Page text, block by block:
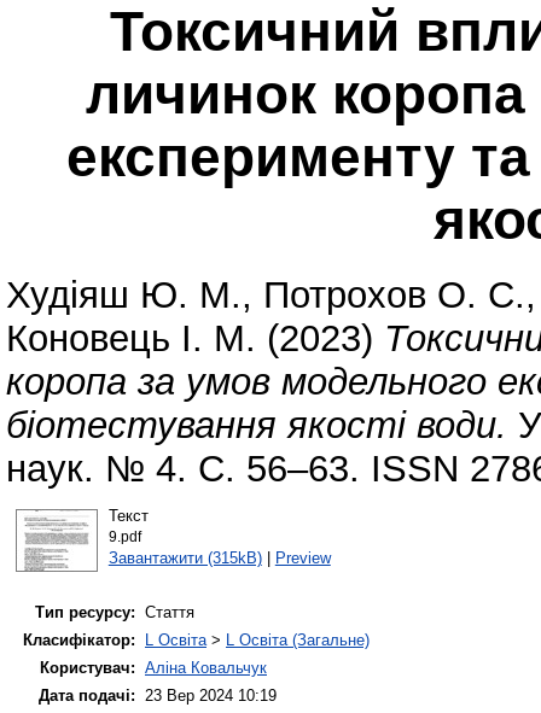
Токсичний
личинок
експерименту та
Худіяш Ю. М., Потрохов О. С.
Коновець І. М. (2023)
коропа за умов модельного
біотестування якості води.
наук. № 4. С. 56–63. ISSN
Текст
9.pdf
Завантажити (315kB)| Preview
Тип ресурсу: Стаття
Класифікатор:
L Освіта> L Освіта (Загальне)
Користувач: Аліна Ковальчук
Дата подачі: 23 Вер 2024 10:19